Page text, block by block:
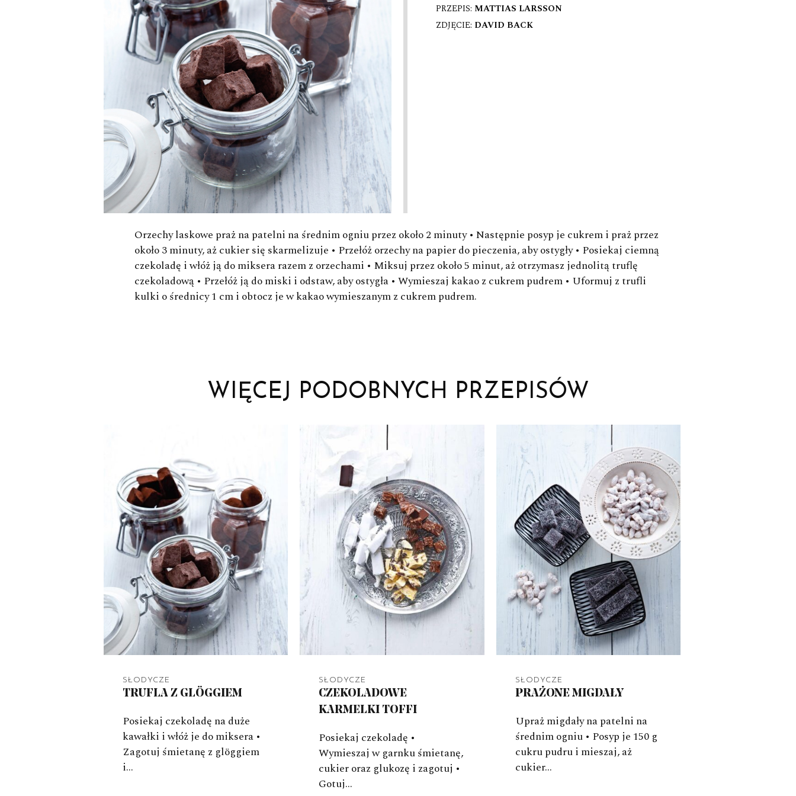
PRZEPIS: MATTIAS LARSSON
ZDJĘCIE: DAVID BACK
Orzechy laskowe praż na patelni na średnim ogniu przez około 2 minuty • Następnie posyp je cukrem i praż przez
około 3 minuty, aż cukier się skarmelizuje • Przełóż orzechy na papier do pieczenia, aby ostygły • Posiekaj ciemną
czekoladę i włóż ją do miksera razem z orzechami • Miksuj przez około 5 minut, aż otrzymasz jednolitą truflę
czekoladową • Przełóż ją do miski i odstaw, aby ostygła • Wymieszaj kakao z cukrem pudrem • Uformuj z trufli
kulki o średnicy 1 cm i obtocz je w kakao wymieszanym z cukrem pudrem.
WIĘCEJ PODOBNYCH PRZEPISÓW
SŁODYCZE
TRUFLA Z GLÖGGIEM
Posiekaj czekoladę na duże
kawałki i włóż je do miksera •
Zagotuj śmietanę z glöggiem
i…
SŁODYCZE
CZEKOLADOWE
KARMELKI TOFFI
Posiekaj czekoladę •
Wymieszaj w garnku śmietanę,
cukier oraz glukozę i zagotuj •
Gotuj…
SŁODYCZE
PRAŻONE MIGDAŁY
Upraż migdały na patelni na
średnim ogniu • Posyp je 150 g
cukru pudru i mieszaj, aż
cukier…